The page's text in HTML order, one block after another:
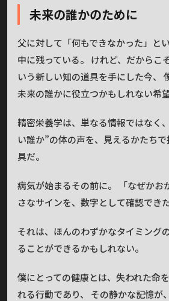
未来の誰かのために
父に対して「何もできなかった」と
中に残っている。 けれど、だから
いう新しい知の道具を手にした今、
未来の誰かに役立つかもしれない希
精密栄養学は、単なる情報ではなく
い誰か”の体の声を、見えるかたち
具だ。
病気が始まるその前に。 「なぜかお
さなサインを、数字として確認できた
それは、ほんのわずかなタイミング
ることができるかもしれない。
僕にとっての健康とは、失われた命
れる行動であり、 その静かな記憶が